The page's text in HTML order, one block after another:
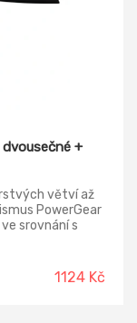
dvousečné +
větví až
PowerGear
srovnání s
snižuje tření a
řezů a
1124 Kč